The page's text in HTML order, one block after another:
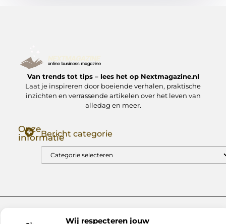
Wij respecteren jouw
Van trends tot tips – lees het op Nextmagazine.nl
Laat je inspireren door boeiende verhalen, praktische
inzichten en verrassende artikelen over het leven van
alledag en meer.
Onze
informatieBericht categorie